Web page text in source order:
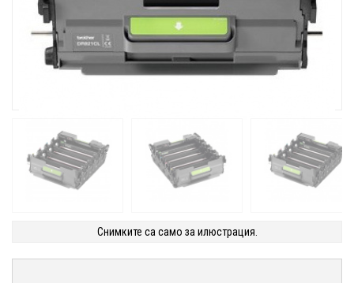
Снимките са само за илюстрация.